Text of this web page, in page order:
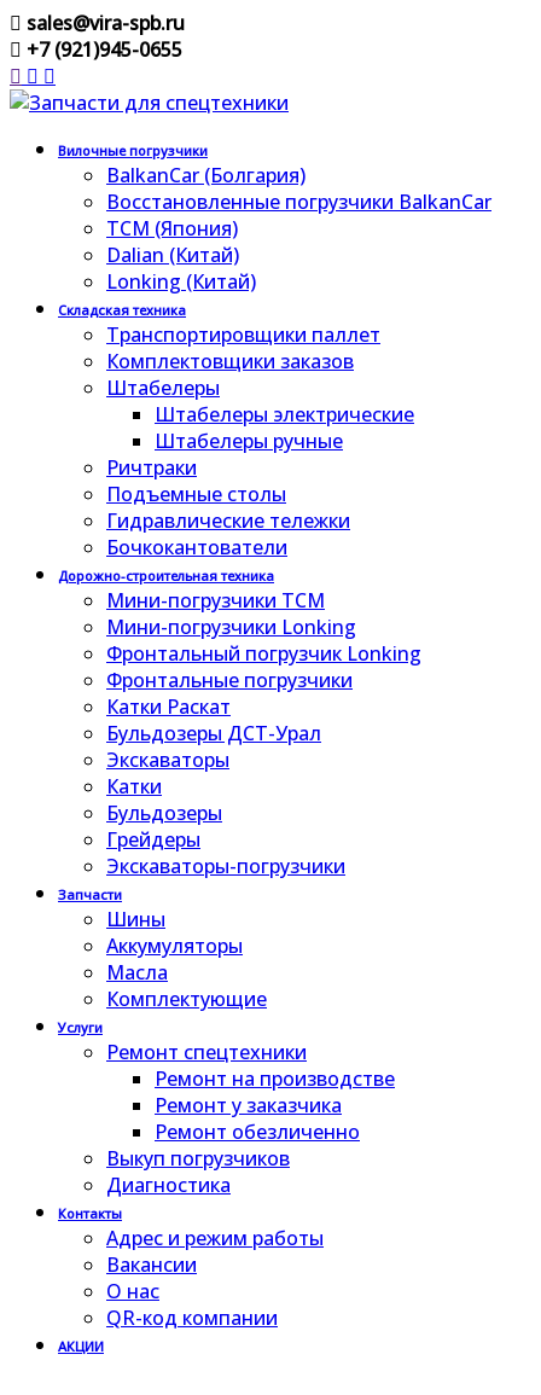
sales@vira-spb.ru
+7 (921)945-0655
Вилочные погрузчики
BalkanCar (Болгария)
Восстановленные погрузчики BalkanCar
TCM (Япония)
Dalian (Китай)
Lonking (Китай)
Складская техника
Транспортировщики паллет
Комплектовщики заказов
Штабелеры
Штабелеры электрические
Штабелеры ручные
Ричтраки
Подъемные столы
Гидравлические тележки
Бочкокантователи
Дорожно-строительная техника
Мини-погрузчики TCM
Мини-погрузчики Lonking
Фронтальный погрузчик Lonking
Фронтальные погрузчики
Катки Раскат
Бульдозеры ДСТ-Урал
Экскаваторы
Катки
Бульдозеры
Грейдеры
Экскаваторы-погрузчики
Запчасти
Шины
Аккумуляторы
Масла
Комплектующие
Услуги
Ремонт спецтехники
Ремонт на производстве
Ремонт у заказчика
Ремонт обезличенно
Выкуп погрузчиков
Диагностика
Контакты
Адрес и режим работы
Вакансии
О нас
QR-код компании
АКЦИИ